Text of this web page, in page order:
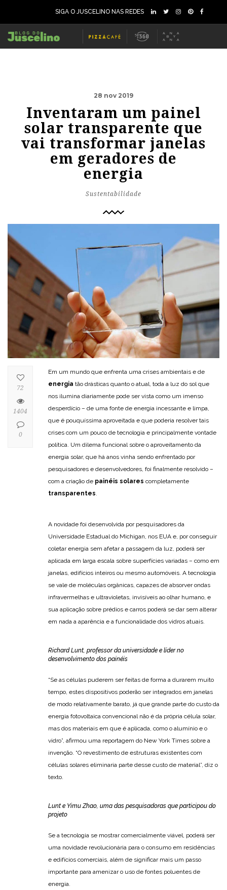
SIGA O JUSCELINO NAS REDES
28 nov 2019
Inventaram um painel
solar transparente que
vai transformar janelas
em geradores de
energia
Sustentabilidade
Em um mundo que enfrenta uma crises ambientais e de
energia tão drásticas quanto o atual, toda a luz do sol que
nos ilumina diariamente pode ser vista como um imenso
desperdício – de uma fonte de energia incessante e limpa,
que é pouquíssima aproveitada e que poderia resolver tais
crises com um pouco de tecnologia e principalmente vontade
política. Um dilema funcional sobre o aproveitamento da
energia solar, que há anos vinha sendo enfrentado por
pesquisadores e desenvolvedores, foi finalmente resolvido –
com a criação de painéis solares completamente
transparentes.
A novidade foi desenvolvida por pesquisadores da
Universidade Estadual do Michigan, nos EUA e, por conseguir
coletar energia sem afetar a passagem da luz, poderá ser
aplicada em larga escala sobre superfícies variadas – como em
janelas, edifícios inteiros ou mesmo automóveis. A tecnologia
se vale de moléculas orgânicas, capazes de absorver ondas
infravermelhas e ultravioletas, invisíveis ao olhar humano, e
sua aplicação sobre prédios e carros poderá se dar sem alterar
em nada a aparência e a funcionalidade dos vidros atuais.
Richard Lunt, professor da universidade e líder no
desenvolvimento dos painéis
“Se as células puderem ser feitas de forma a durarem muito
tempo, estes dispositivos poderão ser integrados em janelas
de modo relativamente barato, já que grande parte do custo da
energia fotovoltaica convencional não é da própria célula solar,
mas dos materiais em que é aplicada, como o alumínio e o
vidro”, afirmou uma reportagem do New York Times sobre a
invenção. “O revestimento de estruturas existentes com
células solares eliminaria parte desse custo de material”, diz o
texto.
Lunt e Yimu Zhao, uma das pesquisadoras que participou do
projeto
Se a tecnologia se mostrar comercialmente viável, poderá ser
uma novidade revolucionária para o consumo em residências
e edifícios comerciais, além de significar mais um passo
importante para amenizar o uso de fontes poluentes de
energia.
72
1404
0